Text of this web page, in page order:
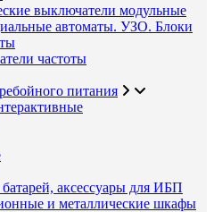
выключатели модульные
автоматы. УЗО. Блоки
частоты
питания
аксессуары для ИБП
и металлические шкафы